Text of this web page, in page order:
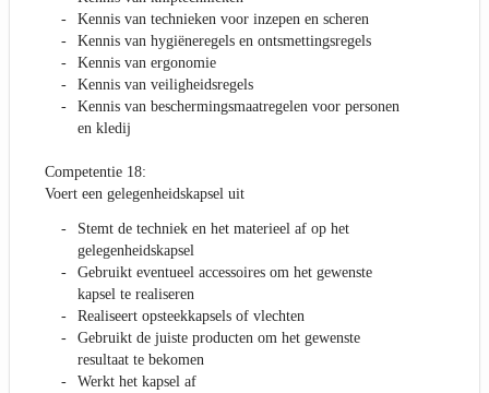
Kennis van technieken voor inzepen en scheren
Kennis van hygiëneregels en ontsmettingsregels
Kennis van ergonomie
Kennis van veiligheidsregels
Kennis van beschermingsmaatregelen voor personen
en kledij
Competentie 18:
Voert een gelegenheidskapsel uit
Stemt de techniek en het materieel af op het
gelegenheidskapsel
Gebruikt eventueel accessoires om het gewenste
kapsel te realiseren
Realiseert opsteekkapsels of vlechten
Gebruikt de juiste producten om het gewenste
resultaat te bekomen
Werkt het kapsel af